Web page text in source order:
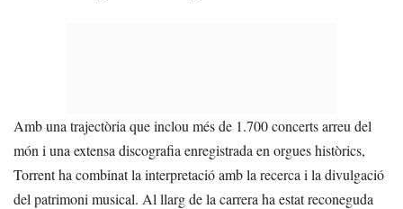
Amb una trajectòria que inclou més de 1.700 concerts arreu del
món i una extensa discografia enregistrada en orgues històrics,
Torrent ha combinat la interpretació amb la recerca i la divulgació
del patrimoni musical. Al llarg de la carrera ha estat reconeguda